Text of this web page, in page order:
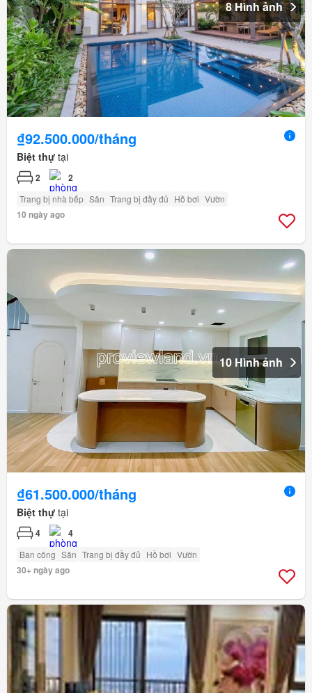
8 Hình ảnh
₫92.500.000/tháng
Biệt thự tại
2 2
Trang bị nhà bếp Sân Trang bị đầy đủ Hồ bơi Vườn
10 ngày ago
10 Hình ảnh
₫61.500.000/tháng
Biệt thự tại
4 4
Ban công Sân Trang bị đầy đủ Hồ bơi Vườn
30+ ngày ago